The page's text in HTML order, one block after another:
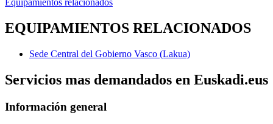
Equipamientos relacionados
EQUIPAMIENTOS RELACIONADOS
Sede Central del Gobierno Vasco (Lakua)
Servicios mas demandados en Euskadi.eus
Información general